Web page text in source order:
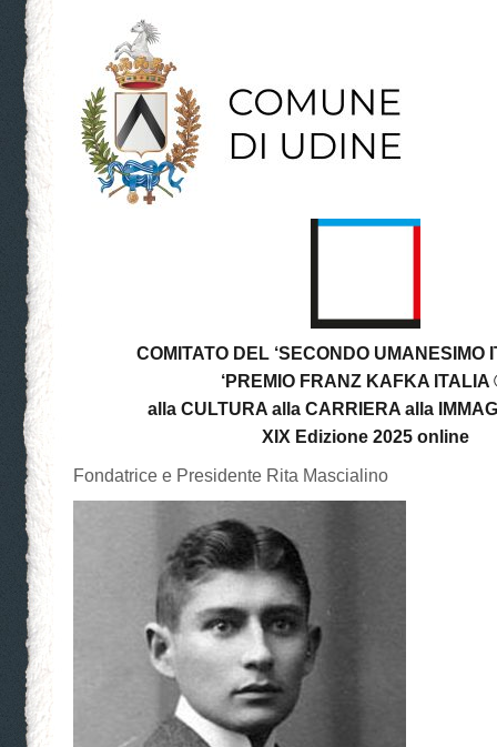
COMITATO DEL ‘SECONDO UMANESIMO
‘PREMIO FRANZ KAFKA ITALIA
alla CULTURA alla CARRIERA alla
XIX Edizione 2025 online
Fondatrice e Presidente Rita Mascialino